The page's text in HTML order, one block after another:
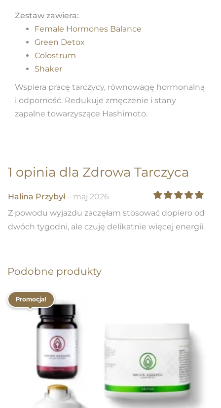
Zestaw zawiera:
Female Hormones Balance
Green Detox
Colostrum
Shaker
Wspiera pracę tarczycy, równowagę hormonalną
i odporność. Redukuje zmęczenie i stany
zapalne towarzyszące Hashimoto.
1 opinia dla Zdrowa Tarczyca
Halina Przybył– maj 2026
Z powodu wyjazdu zaczęłam stosować dopiero od
dwóch tygodni, ale czuję delikatnie więcej energii.
Podobne produkty
Promocja!